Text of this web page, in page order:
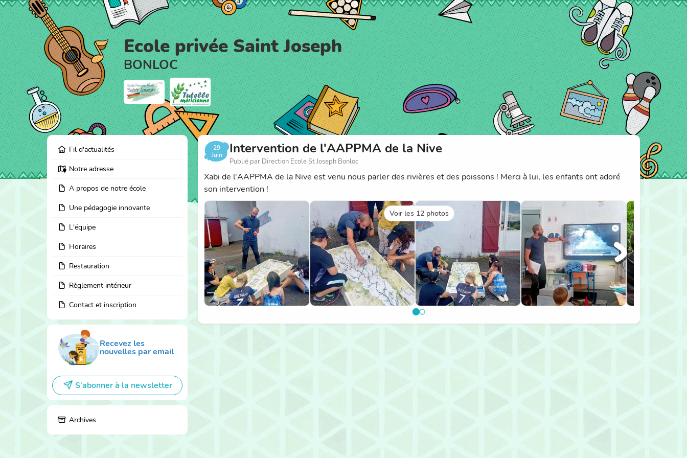
Ecole privée Saint Joseph
BONLOC
Fil d'actualités
Notre adresse
A propos de notre école
Une pédagogie innovante
L'équipe
Horaires
Restauration
Règlement intérieur
Contact et inscription
Recevez les
nouvelles par email
S'abonner à la newsletter
Archives
29
Juin
Intervention de l'AAPPMA de la Nive
Publié par Direction Ecole St Joseph Bonloc
Xabi de l'AAPPMA de la Nive est venu nous parler des rivières et des poissons ! Merci à lui, les enfants ont adoré
son intervention !
Voir les 12 photos